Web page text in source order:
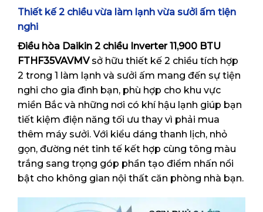
Thiết kế 2 chiều vừa làm lạnh vừa sưởi ấm tiện
nghi
Điều hòa Daikin 2 chiều Inverter 11,900 BTU
FTHF35VAVMVsở hữu thiết kế 2 chiều tích hợp
2 trong 1 làm lạnh và sưởi ấm mang đến sự tiện
nghi cho gia đình bạn, phù hợp cho khu vực
miền Bắc và những nơi có khí hậu lạnh giúp bạn
tiết kiệm điện năng tối ưu thay vì phải mua
thêm máy sưởi. Với kiểu dáng thanh lịch, nhỏ
gọn, đường nét tinh tế kết hợp cùng tông màu
trắng sang trọng góp phần tạo điểm nhấn nổi
bật cho không gian nội thất căn phòng nhà bạn.